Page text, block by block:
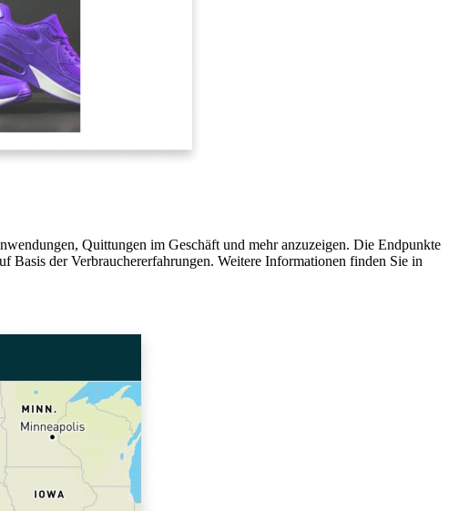
Quittungen im Geschäft und mehr anzuzeigen. Die Endpunkte
der Verbrauchererfahrungen. Weitere Informationen finden Sie in